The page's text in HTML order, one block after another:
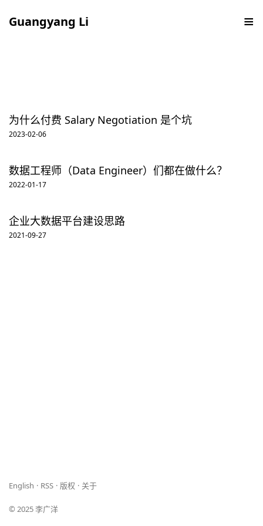
Guangyang Li
为什么付费 Salary Negotiation 是个坑
2023-02-06
数据工程师（Data Engineer）们都在做什么？
2022-01-17
企业大数据平台建设思路
2021-09-27
English RSS 版权 关于
© 2025 李广洋